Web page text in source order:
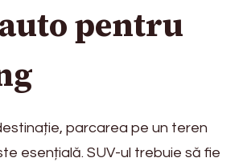
pentru
parcarea pe un teren
esențială. SUV-ul trebuie să fie